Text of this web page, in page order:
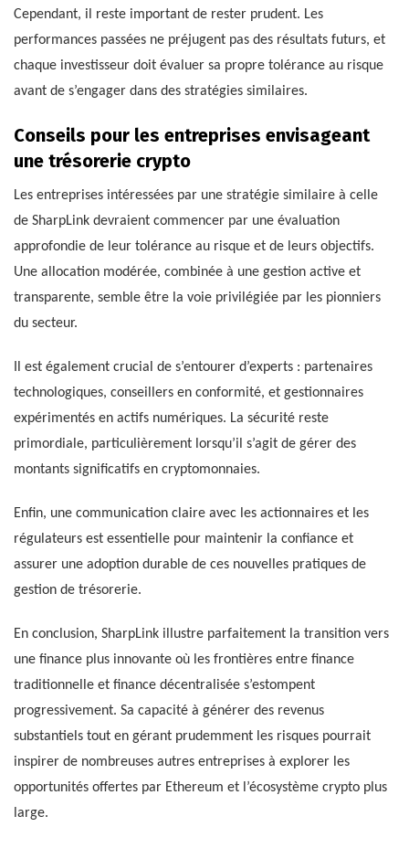
Cependant, il reste important de rester prudent. Les
performances passées ne préjugent pas des résultats futurs, et
chaque investisseur doit évaluer sa propre tolérance au risque
avant de s’engager dans des stratégies similaires.
Conseils pour les entreprises envisageant
une trésorerie crypto
Les entreprises intéressées par une stratégie similaire à celle
de SharpLink devraient commencer par une évaluation
approfondie de leur tolérance au risque et de leurs objectifs.
Une allocation modérée, combinée à une gestion active et
transparente, semble être la voie privilégiée par les pionniers
du secteur.
Il est également crucial de s’entourer d’experts : partenaires
technologiques, conseillers en conformité, et gestionnaires
expérimentés en actifs numériques. La sécurité reste
primordiale, particulièrement lorsqu’il s’agit de gérer des
montants significatifs en cryptomonnaies.
Enfin, une communication claire avec les actionnaires et les
régulateurs est essentielle pour maintenir la confiance et
assurer une adoption durable de ces nouvelles pratiques de
gestion de trésorerie.
En conclusion, SharpLink illustre parfaitement la transition vers
une finance plus innovante où les frontières entre finance
traditionnelle et finance décentralisée s’estompent
progressivement. Sa capacité à générer des revenus
substantiels tout en gérant prudemment les risques pourrait
inspirer de nombreuses autres entreprises à explorer les
opportunités offertes par Ethereum et l’écosystème crypto plus
large.